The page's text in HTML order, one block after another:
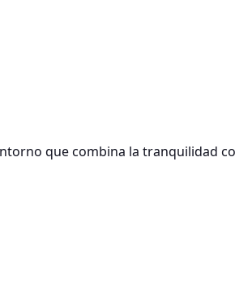
que combina la tranquilidad